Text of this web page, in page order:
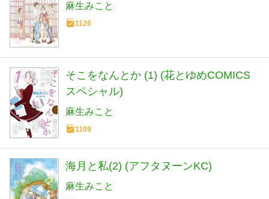
麻生みこと
1126
そこをなんとか (1) (花とゆめCOMICS
スペシャル)
麻生みこと
1109
海月と私(2) (アフタヌーンKC)
麻生みこと